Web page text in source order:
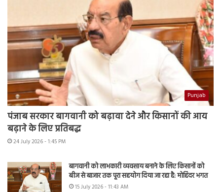
Punjab
पंजाब सरकार बागवानी को बढ़ावा देने और किसानों की आय
बढ़ाने के लिए प्रतिबद्ध
24 July 2026 - 1:45 PM
बागवानी को लाभकारी व्यवसाय बनाने के लिए किसानों को
बीज से बाजार तक पूरा सहयोग दिया जा रहा है: मोहिंदर भगत
15 July 2026 - 11:43 AM